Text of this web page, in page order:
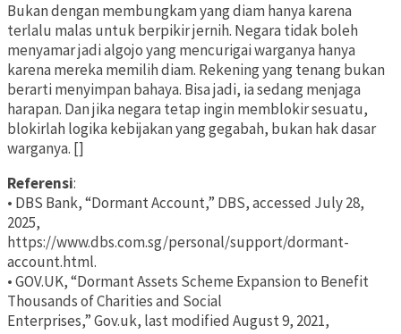
Bukan dengan membungkam yang diam hanya karena
terlalu malas untuk berpikir jernih. Negara tidak boleh
menyamar jadi algojo yang mencurigai warganya hanya
karena mereka memilih diam. Rekening yang tenang bukan
berarti menyimpan bahaya. Bisa jadi, ia sedang menjaga
harapan. Dan jika negara tetap ingin memblokir sesuatu,
blokirlah logika kebijakan yang gegabah, bukan hak dasar
warganya. []
Referensi:
• DBS Bank, “Dormant Account,” DBS, accessed July 28,
2025,
https://www.dbs.com.sg/personal/support/dormant-
account.html.
• GOV.UK, “Dormant Assets Scheme Expansion to Benefit
Thousands of Charities and Social
Enterprises,” Gov.uk, last modified August 9, 2021,